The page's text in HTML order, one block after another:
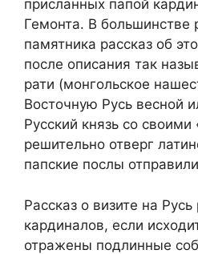
присланных папой
Гемонта. В большинстве
памятника рассказ об
после описания так
рати (монгольское
Восточную Русь весной
Русский князь со
решительно отверг
папские послы
Рассказ о визите на Русь
кардиналов, если
отражены подлинные